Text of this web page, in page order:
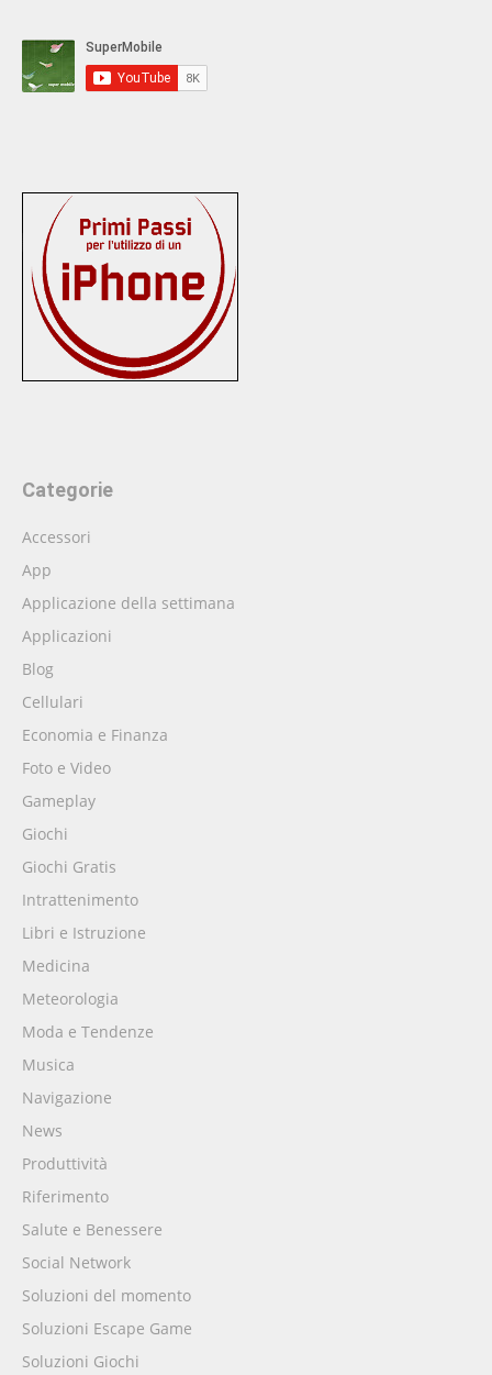
Categorie
Accessori
App
Applicazione della settimana
Applicazioni
Blog
Cellulari
Economia e Finanza
Foto e Video
Gameplay
Giochi
Giochi Gratis
Intrattenimento
Libri e Istruzione
Medicina
Meteorologia
Moda e Tendenze
Musica
Navigazione
News
Produttività
Riferimento
Salute e Benessere
Social Network
Soluzioni del momento
Soluzioni Escape Game
Soluzioni Giochi